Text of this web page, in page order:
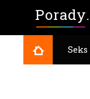
Porady.
Seks